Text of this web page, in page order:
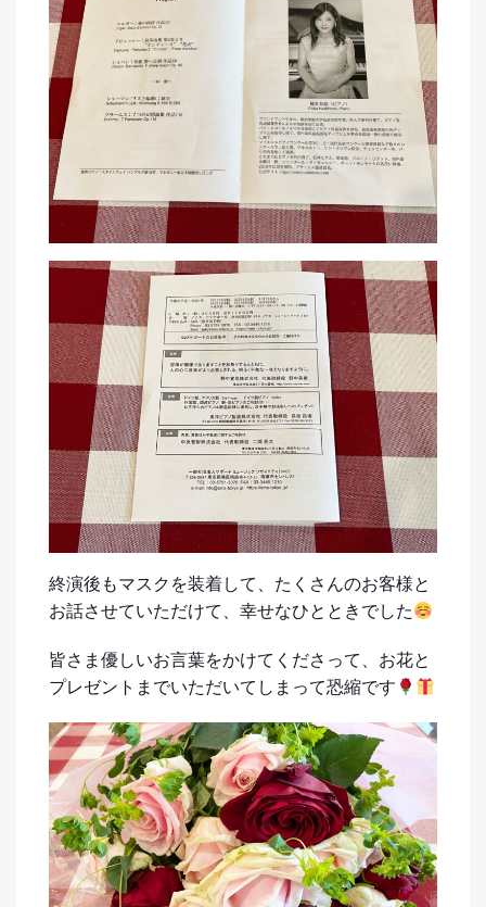
終演後もマスクを装着して、たくさんのお客様と
お話させていただけて、幸せなひとときでした
皆さま優しいお言葉をかけてくださって、お花と
プレゼントまでいただいてしまって恐縮です